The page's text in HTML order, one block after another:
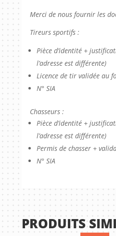
Merci de nous fournir les
Tireurs sportifs :
Pièce d’identité +
l’adresse est différente)
Licence de tir validée au
N° SIA
Chasseurs :
Pièce d’identité +
l’adresse est différente)
Permis de chasser +
N° SIA
PRODUITS